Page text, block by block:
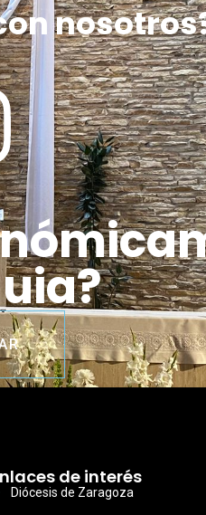
de interés
Diócesis de Zaragoza